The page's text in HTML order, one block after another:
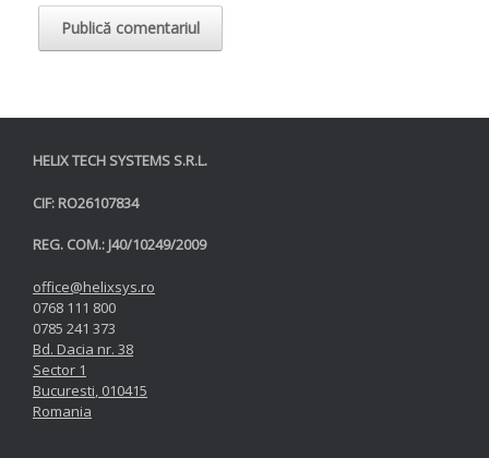
HELIX TECH SYSTEMS S.R.L.
CIF: RO26107834
REG. COM.: J40/10249/2009
office@helixsys.ro
0768 111 800
0785 241 373
Bd. Dacia nr. 38
Sector 1
Bucuresti 010415
Romania